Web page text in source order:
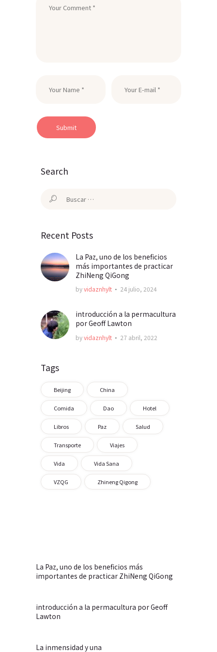
Search
Buscar:
Recent Posts
La Paz, uno de los beneficios
más importantes de practicar
ZhiNeng QiGong
byvidaznhylt 24 julio, 2024
introducción a la permacultura
por Geoff Lawton
byvidaznhylt 27 abril, 2022
Tags
Beijing China
Comida Dao Hotel
Libros Paz Salud
Transporte Viajes
Vida Vida Sana
VZQG Zhineng Qigong
La Paz, uno de los beneficios más
importantes de practicar ZhiNeng QiGong
introducción a la permacultura por Geoff
Lawton
La inmensidad y una